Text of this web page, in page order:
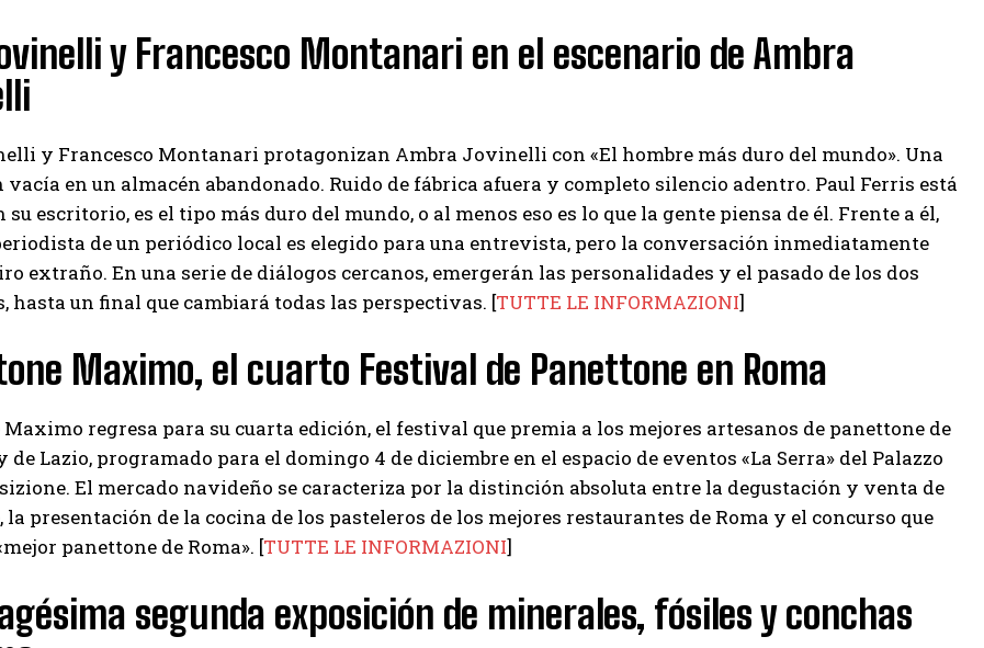
Muhammad
y Francesco Montanari en el escenario de Ambra
y Francesco Montanari protagonizan Ambra Jovinelli con «El hombre más duro del mundo». Una
en un almacén abandonado. Ruido de fábrica afuera y completo silencio adentro. Paul Ferris está
su escritorio, es el tipo más duro del mundo, o al menos eso es lo que la gente piensa de él. Frente a él,
de un periódico local es elegido para una entrevista, pero la conversación inmediatamente
extraño. En una serie de diálogos cercanos, emergerán las personalidades y el pasado de los dos
hasta un final que cambiará todas las perspectivas. [TUTTE LE INFORMAZIONI]
Maximo, el cuarto Festival de Panettone en Roma
regresa para su cuarta edición, el festival que premia a los mejores artesanos de panettone de
de Lazio, programado para el domingo 4 de diciembre en el espacio de eventos «La Serra» del Palazzo
El mercado navideño se caracteriza por la distinción absoluta entre la degustación y venta de
la presentación de la cocina de los pasteleros de los mejores restaurantes de Roma y el concurso que
panettone de Roma». [TUTTE LE INFORMAZIONI]
segunda exposición de minerales, fósiles y conchas